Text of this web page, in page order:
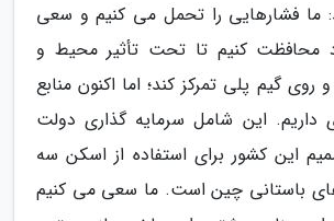
ما فشارهایی را تحمل می کنیم و سعی
محافظت کنیم تا تحت تأثیر محیط و
روی گیم پلی تمرکز کند؛ اما اکنون منابع
داریم. این شامل سرمایه گذاری دولت
این کشور برای استفاده از اسکن سه
باستانی چین است. ما سعی می کنیم